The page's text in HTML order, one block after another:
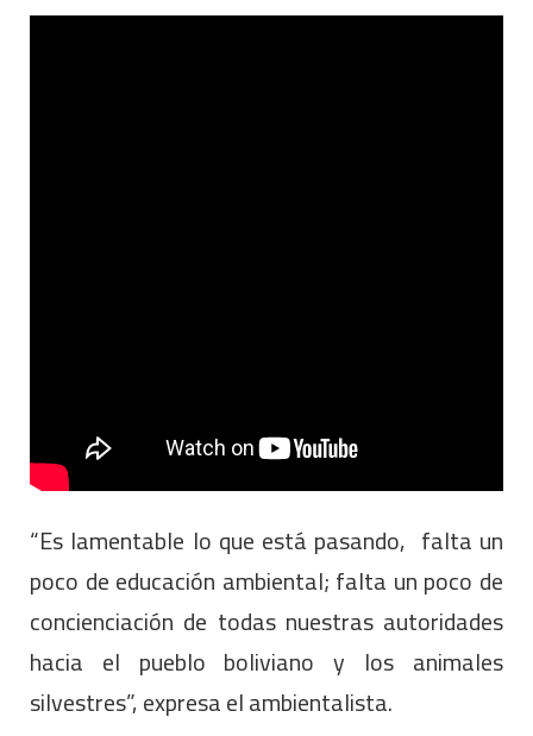
“Es lamentable lo que está pasando, falta un
poco de educación ambiental; falta un poco de
concienciación de todas nuestras autoridades
hacia el pueblo boliviano y los animales
silvestres”, expresa el ambientalista.